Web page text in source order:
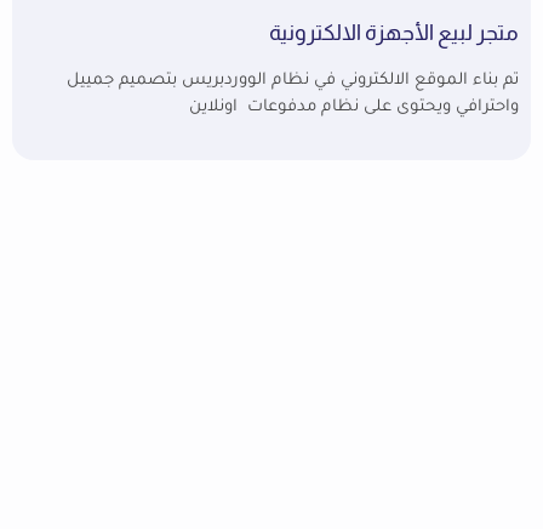
متجر لبيع الأجهزة الالكترونية
تم بناء الموقع الالكتروني في نظام الووردبريس بتصميم جمييل
واحترافي ويحتوى على نظام مدفوعات اونلاين